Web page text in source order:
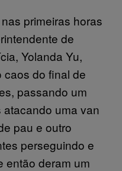
primeiras horas
de
Yolanda Yu,
caos do final de
passando um
uma van
pau e outro
perseguindo e
então deram um